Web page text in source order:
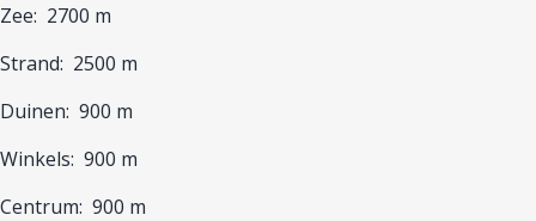
Zee: 2700 m
Strand: 2500 m
Duinen: 900 m
Winkels: 900 m
Centrum: 900 m